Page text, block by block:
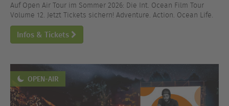
Auf Open Air Tour im Sommer 2026: Die Int. Ocean Film Tour
Volume 12. Jetzt Tickets sichern! Adventure. Action. Ocean Life.
Infos & Tickets
OPEN-AIR